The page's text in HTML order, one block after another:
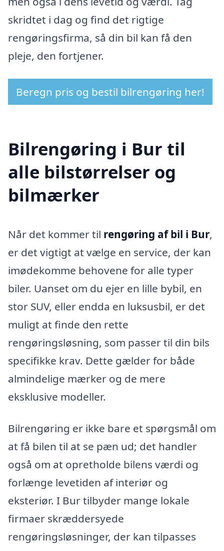
skridtet i dag og find det rigtige
rengøringsfirma, så din bil kan få den
pleje, den fortjener.
Beregn pris og bestil bilrengøring her!
Bilrengøring i Bur til
alle bilstørrelser og
bilmærker
Når det kommer til rengøring af bil i Bur,
er det vigtigt at vælge en service, der kan
imødekomme behovene for alle typer
biler. Uanset om du ejer en lille bybil, en
stor SUV, eller endda en luksusbil, er det
muligt at finde den rette
rengøringsløsning, som passer til din bils
specifikke krav. Dette gælder for både
almindelige mærker og de mere
eksklusive modeller.
Bilrengøring er ikke bare et spørgsmål om
at få bilen til at se pæn ud; det handler
også om at opretholde bilens værdi og
forlænge levetiden af interiør og
eksteriør. I Bur tilbyder mange lokale
firmaer skræddersyede
rengøringsløsninger, der kan tilpasses